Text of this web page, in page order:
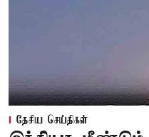
தேசிய செய்திகள்